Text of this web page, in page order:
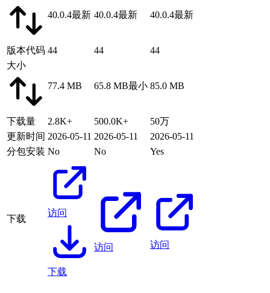
40.0.4最新 40.0.4最新 40.0.4最新
版本代码 44 44
44
大小
77.4 MB
65.8 MB最小 85.0 MB
下载量 2.8K+ 500.0K+
50万
更新时间 2026-05-11 2026-05-11
2026-05-11
分包安装 No No Yes
下载
访问
下载
访问 访问